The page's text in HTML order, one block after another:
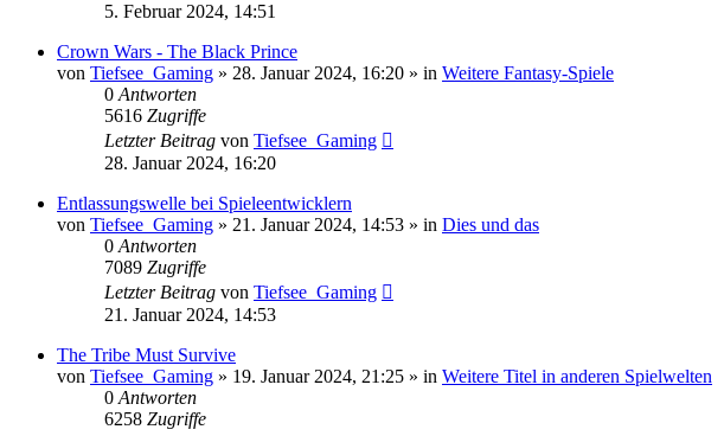
5. Februar 2024, 14:51
Crown Wars - The Black Prince
von Tiefsee_Gaming » 28. Januar 2024, 16:20 » in Weitere Fantasy-Spiele
0 Antworten
5616 Zugriffe
Letzter Beitrag von Tiefsee_Gaming
28. Januar 2024, 16:20
Entlassungswelle bei Spieleentwicklern
von Tiefsee_Gaming » 21. Januar 2024, 14:53 » in Dies und das
0 Antworten
7089 Zugriffe
Letzter Beitrag von Tiefsee_Gaming
21. Januar 2024, 14:53
The Tribe Must Survive
von Tiefsee_Gaming » 19. Januar 2024, 21:25 » in Weitere Titel in anderen Spielwelten
0 Antworten
6258 Zugriffe